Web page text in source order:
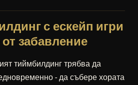
с ескейп игри
забавление
тиймбилдинг трябва да
- да събере хората